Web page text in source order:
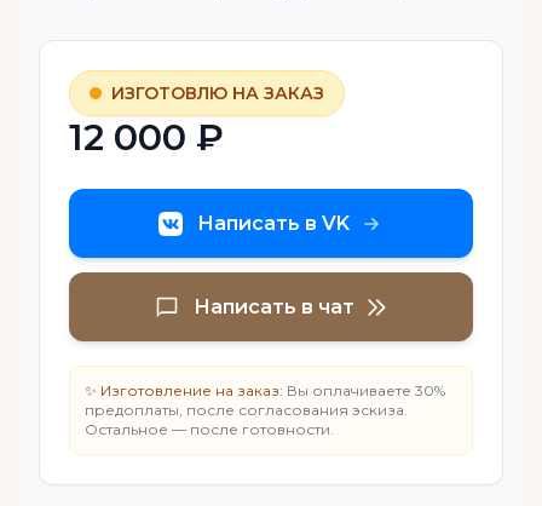
ИЗГОТОВЛЮ НА ЗАКАЗ
12 000 ₽
Написать в VK
Написать в чат
✨ Изготовление на заказ: Вы оплачиваете 30%
предоплаты, после согласования эскиза.
Остальное — после готовности.